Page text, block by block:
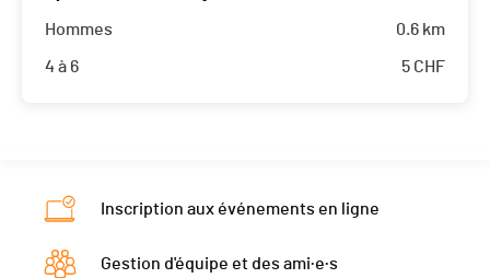
Hommes
4 à 6
0.6 km
5 CHF
Inscription aux événements en ligne
Gestion d'équipe et des ami·e·s